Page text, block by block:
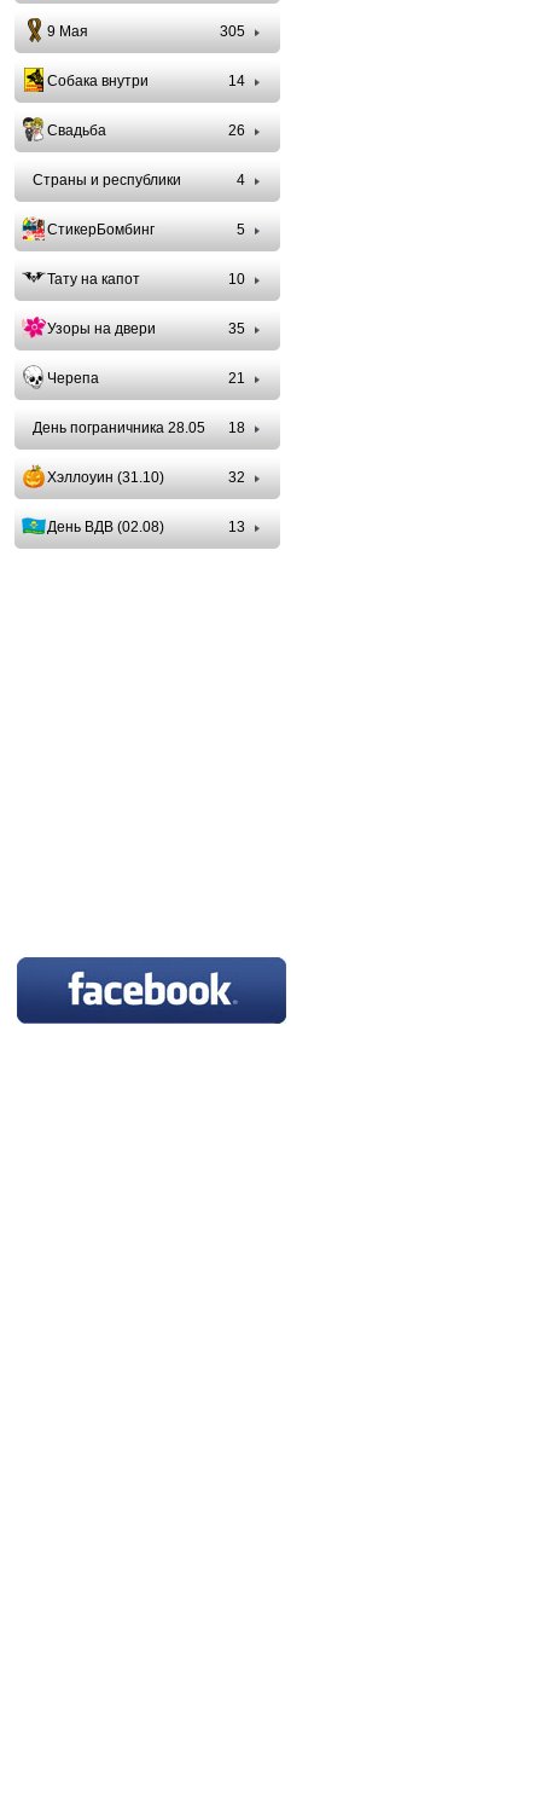
9 Мая 305
Собака внутри 14
Свадьба 26
Страны и республики 4
СтикерБомбинг 5
Тату на капот 10
Узоры на двери 35
Черепа 21
День пограничника 28.05 18
Хэллоуин (31.10) 32
День ВДВ (02.08) 13